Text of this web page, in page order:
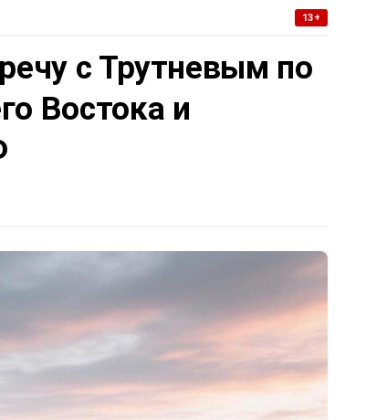
13+
с Трутневым по
Востока и